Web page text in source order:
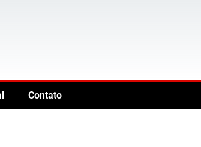
Contato